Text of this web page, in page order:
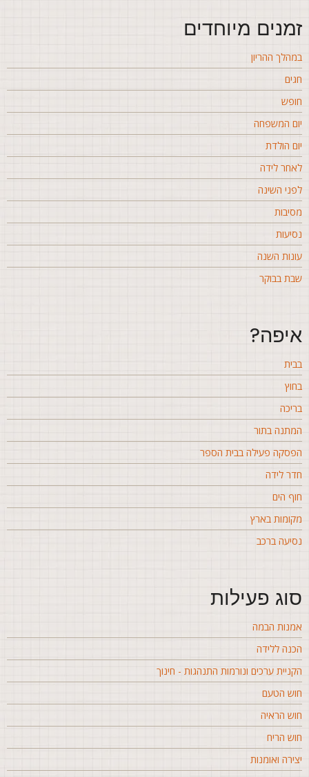
מיוחדים
ההריון
המשפחה
הולדת
לידה
השינה
השנה
בבוקר
בתור
פעילה בבית הספר
לידה
הים
בארץ
ברכב
פעילות
הבמה
ללידה
ערכים ונורמות התנהגות - חינוך
הטעם
הראיה
הריח
ואומנות